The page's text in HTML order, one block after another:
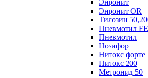
Энронит
Энронит OR
Тилозин
Пневмотил
Пневмотил
Нозифор
Нитокс форте
Нитокс 200
Метронид 50